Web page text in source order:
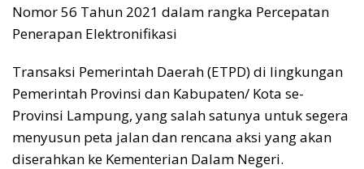
Nomor 56 Tahun 2021 dalam rangka Percepatan
Penerapan Elektronifikasi
Transaksi Pemerintah Daerah (ETPD) di lingkungan
Pemerintah Provinsi dan Kabupaten/ Kota se-
Provinsi Lampung, yang salah satunya untuk segera
menyusun peta jalan dan rencana aksi yang akan
diserahkan ke Kementerian Dalam Negeri.